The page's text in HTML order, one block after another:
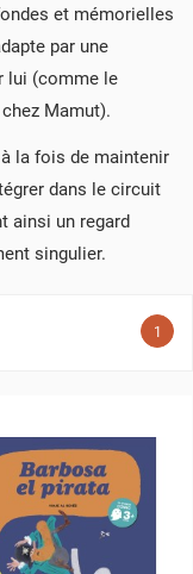
et mémorielles
par une
lui (comme le
chez Mamut).
la fois de maintenir
dans le circuit
ainsi un regard
singulier.
1